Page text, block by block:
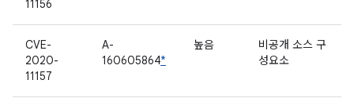
11156
CVE-
2020-
11157
A-
160605864*
높음
비공개 소스 구
성요소